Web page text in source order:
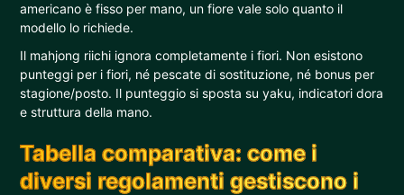
americano è fisso per mano, un fiore vale solo quanto il
modello lo richiede.
Il mahjong riichi ignora completamente i fiori. Non esistono
punteggi per i fiori, né pescate di sostituzione, né bonus per
stagione/posto. Il punteggio si sposta su yaku, indicatori dora
e struttura della mano.
Tabella comparativa: come i
diversi regolamenti gestiscono i